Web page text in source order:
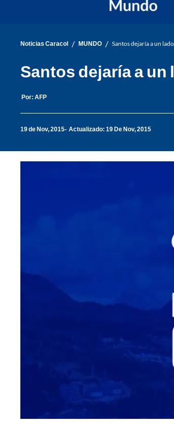
Noticias Caracol / MUNDO / Santos dejaría a un
Santos dejaría a
Por: AFP
19 de Nov, 2015 Actualizado: 19 De Nov, 2015